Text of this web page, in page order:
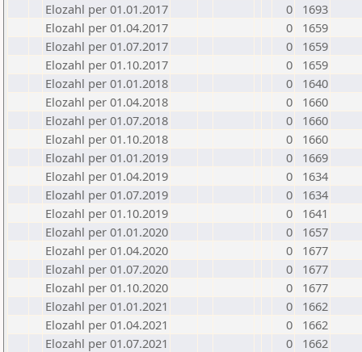
Elozahl per 01.01.2017
0
1693
Elozahl per 01.04.2017
0
1659
Elozahl per 01.07.2017
0
1659
Elozahl per 01.10.2017
0
1659
Elozahl per 01.01.2018
0
1640
Elozahl per 01.04.2018
0
1660
Elozahl per 01.07.2018
0
1660
Elozahl per 01.10.2018
0
1660
Elozahl per 01.01.2019
0
1669
Elozahl per 01.04.2019
0
1634
Elozahl per 01.07.2019
0
1634
Elozahl per 01.10.2019
0
1641
Elozahl per 01.01.2020
0
1657
Elozahl per 01.04.2020
0
1677
Elozahl per 01.07.2020
0
1677
Elozahl per 01.10.2020
0
1677
Elozahl per 01.01.2021
0
1662
Elozahl per 01.04.2021
0
1662
Elozahl per 01.07.2021
0
1662